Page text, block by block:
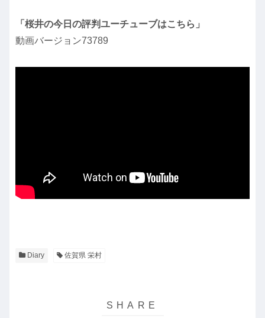
「桜井の今日の評判ユーチューブはこちら」
動画バージョン73789
Diary 佐賀県 栄村